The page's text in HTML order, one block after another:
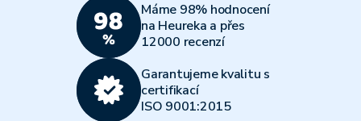
Máme 98% hodnocení
na Heureka a přes
12000 recenzí
Garantujeme kvalitu s
certifikací
ISO 9001:2015